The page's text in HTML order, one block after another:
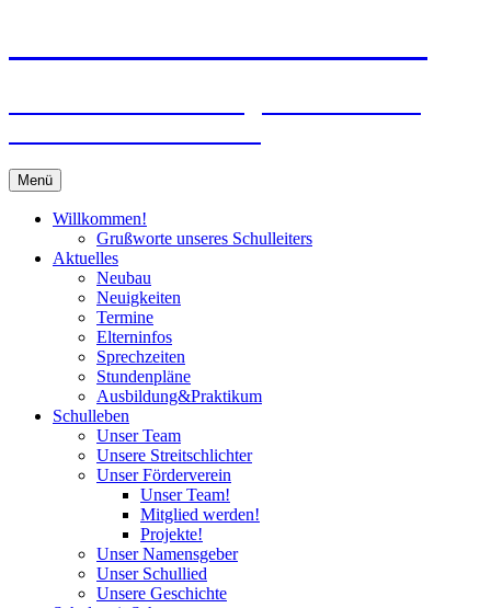
Menü
Willkommen!
Grußworte unseres Schulleiters
Aktuelles
Neubau
Neuigkeiten
Termine
Elterninfos
Sprechzeiten
Stundenpläne
Ausbildung&Praktikum
Schulleben
Unser Team
Unsere Streitschlichter
Unser Förderverein
Unser Team!
Mitglied werden!
Projekte!
Unser Namensgeber
Unser Schullied
Unsere Geschichte